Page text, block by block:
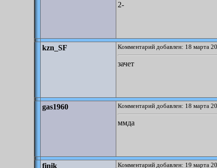
2-
kzn_SF Комментарий добавлен: 18 марта
зачет
gas1960 Комментарий добавлен: 18 марта
ммда
finik Комментарий добавлен: 19 марта